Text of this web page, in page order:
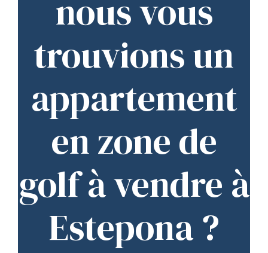
nous vous
trouvions un
appartement
en zone de
golf à vendre à
Estepona ?